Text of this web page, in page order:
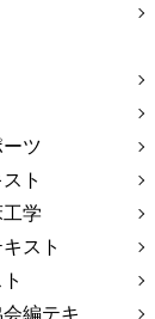
ツ
ト
学
スト
編テキ